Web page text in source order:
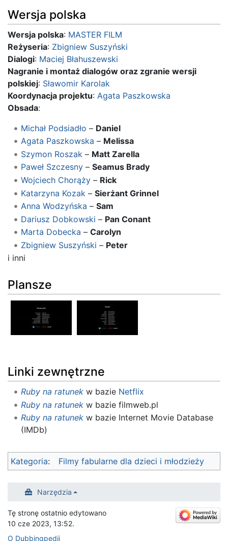
Wersja polska
Wersja polska: MASTER FILM
Reżyseria: Zbigniew Suszyński
Dialogi: Maciej Błahuszewski
Nagranie i montaż dialogów oraz zgranie wersji
polskiej: Sławomir Karolak
Koordynacja projektu: Agata Paszkowska
Obsada:
Michał Podsiadło – Daniel
Agata Paszkowska – Melissa
Szymon Roszak – Matt Zarella
Paweł Szczesny– Seamus Brady
Wojciech Chorąży– Rick
Katarzyna Kozak – Sierżant Grinnel
Anna Wodzyńska – Sam
Dariusz Dobkowski – Pan Conant
Marta Dobecka – Carolyn
Zbigniew Suszyński – Peter
i inni
Plansze
Linki zewnętrzne
Ruby na ratunekw bazie Netflix
Ruby na ratunekw bazie filmweb.pl
Ruby na ratunekw bazie Internet Movie Database
(IMDb)
Kategoria: Filmy fabularne dla dzieci i młodzieży
Narzędzia
Tę stronę ostatnio edytowano
10 cze 2023, 13:52.
O Dubbingpedii